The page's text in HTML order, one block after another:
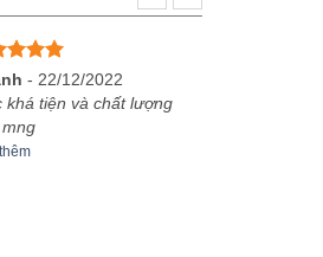
xếp
55
- 22/12/2022
khá tiện và chất lượng